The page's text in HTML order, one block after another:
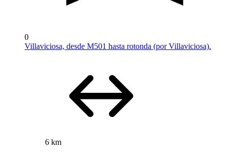
0
Villaviciosa, desde M501 hasta rotonda (por Villaviciosa).
6 km